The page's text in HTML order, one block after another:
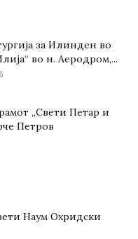
за Илинден во
во н. Аеродром,...
„Свети Петар и
Петров
Наум Охридски